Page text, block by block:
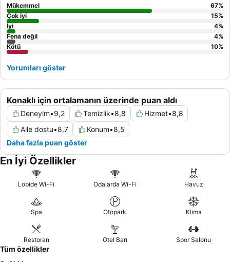
Konaklı için ortalamanın üzerinde puan aldı
Deneyim•9,2 Temizlik•8,8 Hizmet•8,8
Aile dostu•8,7 Konum•8,5
Daha fazla puan göster
Mükemmel 67%
Çok iyi
15%
İyi
4%
Fena değil
4%
Kötü
10%
Yorumları göster
En İyi Özellikler
Lobide Wi-Fi Odalarda Wi-Fi Havuz
Spa Otopark Klima
Restoran Otel Barı Spor Salonu
Tüm özellikler